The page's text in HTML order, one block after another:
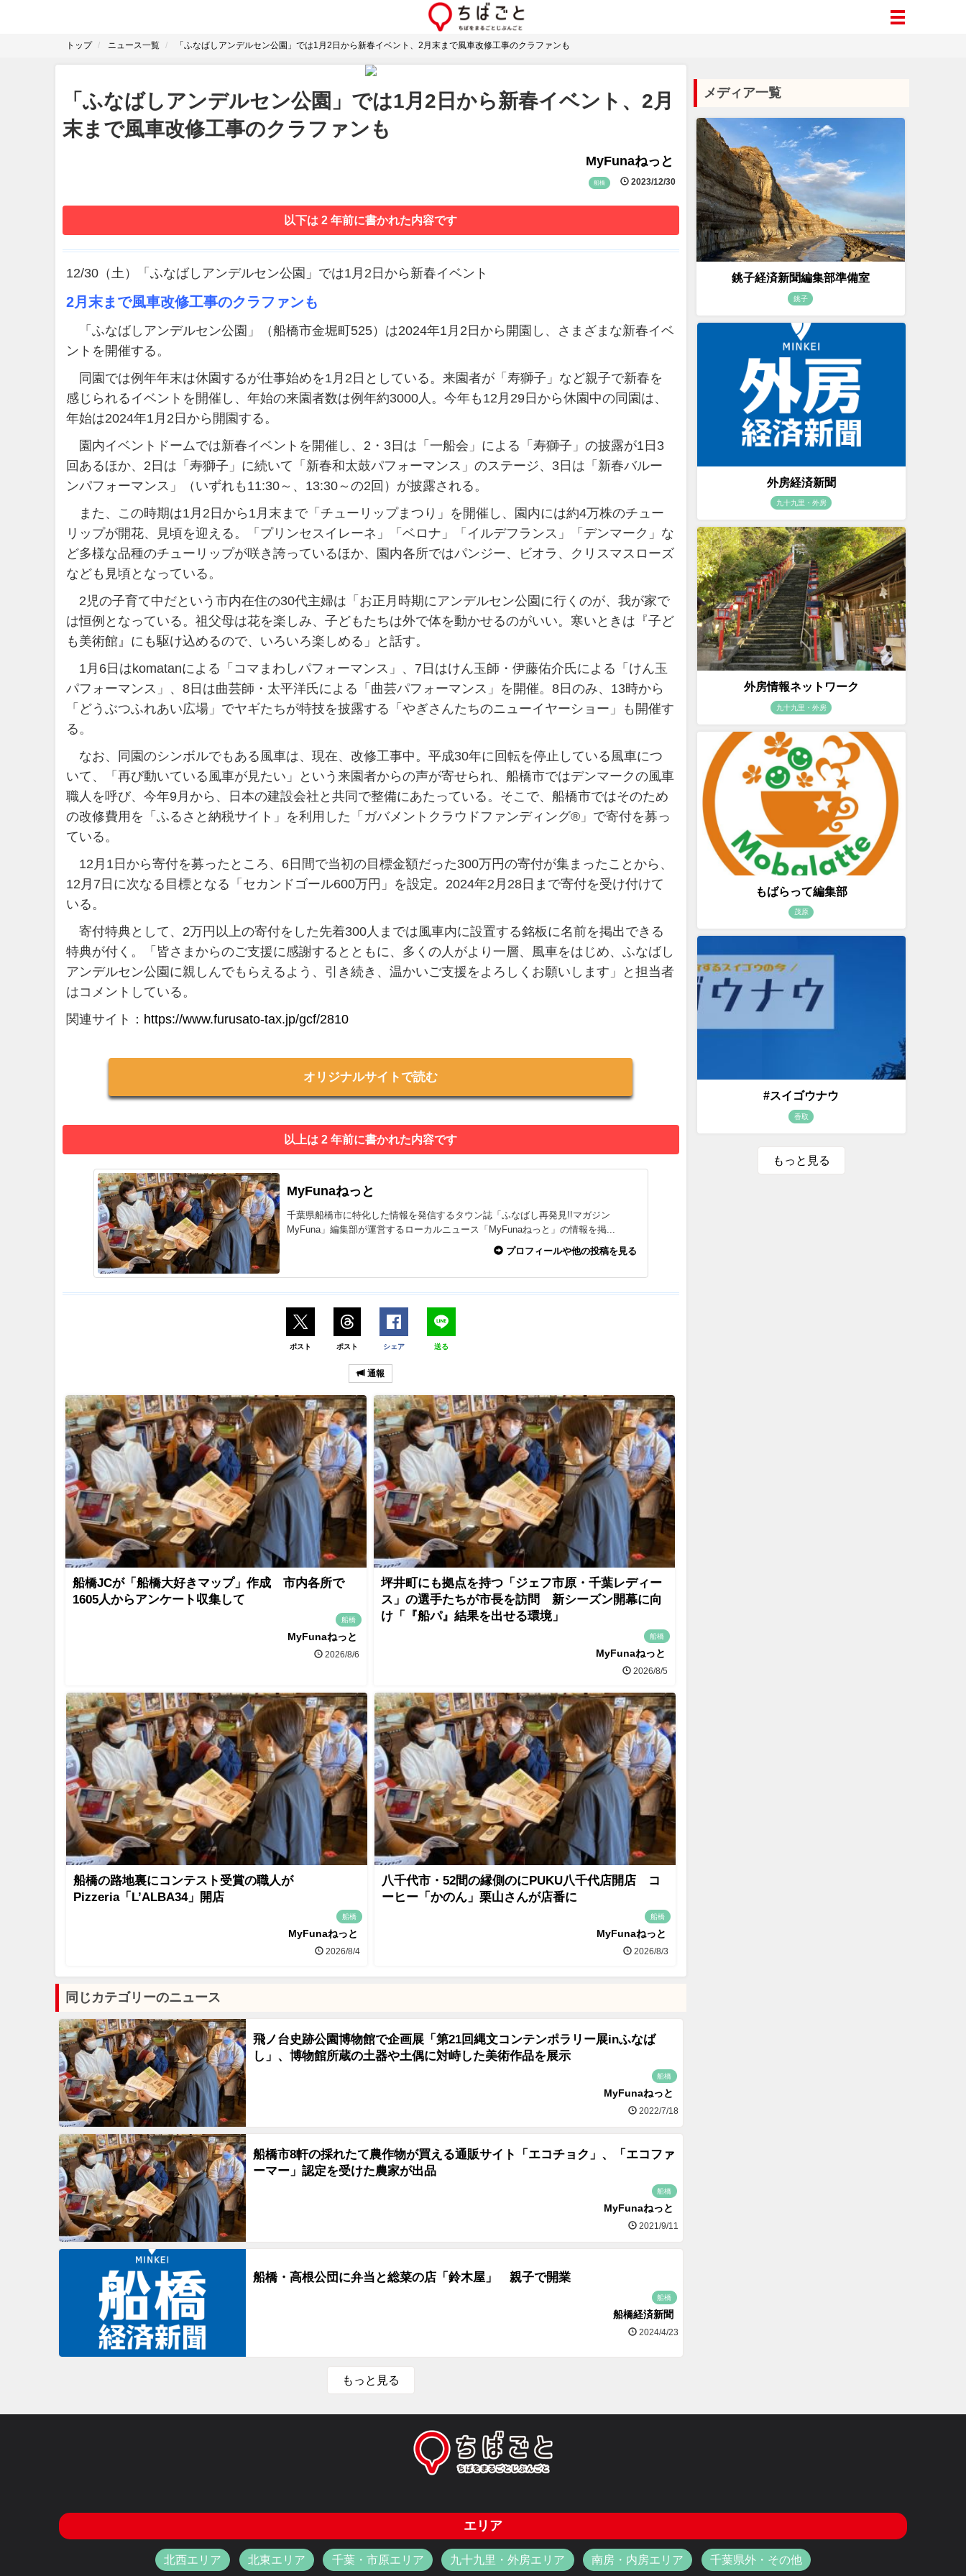
トップ ニュース一覧 「ふなばしアンデルセン公園」では1月2日から新春イベント、2月末まで風車改修工事のクラファンも
「ふなばしアンデルセン公園」では1月2日から新春イベント、2月
末まで風車改修工事のクラファンも
MyFunaねっと
船橋 2023/12/30
以下は 2 年前に書かれた内容です
12/30（土）「ふなばしアンデルセン公園」では1月2日から新春イベント
2月末まで風車改修工事のクラファンも
「ふなばしアンデルセン公園」（船橋市金堀町525）は2024年1月2日から開園し、さまざまな新春イベ
ントを開催する。
同園では例年年末は休園するが仕事始めを1月2日としている。来園者が「寿獅子」など親子で新春を
感じられるイベントを開催し、年始の来園者数は例年約3000人。今年も12月29日から休園中の同園は、
年始は2024年1月2日から開園する。
園内イベントドームでは新春イベントを開催し、2・3日は「一船会」による「寿獅子」の披露が1日3
回あるほか、2日は「寿獅子」に続いて「新春和太鼓パフォーマンス」のステージ、3日は「新春バルー
ンパフォーマンス」（いずれも11:30～、13:30～の2回）が披露される。
また、この時期は1月2日から1月末まで「チューリップまつり」を開催し、園内には約4万株のチュー
リップが開花、見頃を迎える。「プリンセスイレーネ」「ベロナ」「イルデフランス」「デンマーク」な
ど多様な品種のチューリップが咲き誇っているほか、園内各所ではパンジー、ビオラ、クリスマスローズ
なども見頃となっている。
2児の子育て中だという市内在住の30代主婦は「お正月時期にアンデルセン公園に行くのが、我が家で
は恒例となっている。祖父母は花を楽しみ、子どもたちは外で体を動かせるのがいい。寒いときは『子ど
も美術館』にも駆け込めるので、いろいろ楽しめる」と話す。
1月6日はkomatanによる「コマまわしパフォーマンス」、7日はけん玉師・伊藤佑介氏による「けん玉
パフォーマンス」、8日は曲芸師・太平洋氏による「曲芸パフォーマンス」を開催。8日のみ、13時から
「どうぶつふれあい広場」でヤギたちが特技を披露する「やぎさんたちのニューイヤーショー」も開催す
る。
なお、同園のシンボルでもある風車は、現在、改修工事中。平成30年に回転を停止している風車につ
いて、「再び動いている風車が見たい」という来園者からの声が寄せられ、船橋市ではデンマークの風車
職人を呼び、今年9月から、日本の建設会社と共同で整備にあたっている。そこで、船橋市ではそのため
の改修費用を「ふるさと納税サイト」を利用した「ガバメントクラウドファンディング®」で寄付を募っ
ている。
12月1日から寄付を募ったところ、6日間で当初の目標金額だった300万円の寄付が集まったことから、
12月7日に次なる目標となる「セカンドゴール600万円」を設定。2024年2月28日まで寄付を受け付けて
いる。
寄付特典として、2万円以上の寄付をした先着300人までは風車内に設置する銘板に名前を掲出できる
特典が付く。「皆さまからのご支援に感謝するとともに、多くの人がより一層、風車をはじめ、ふなばし
アンデルセン公園に親しんでもらえるよう、引き続き、温かいご支援をよろしくお願いします」と担当者
はコメントしている。
関連サイト： https://www.furusato-tax.jp/gcf/2810
オリジナルサイトで読む
以上は 2 年前に書かれた内容です
MyFunaねっと
千葉県船橋市に特化した情報を発信するタウン誌「ふなばし再発見!!マガジン
MyFuna」編集部が運営するローカルニュース「MyFunaねっと」の情報を掲...
プロフィールや他の投稿を見る
ポスト ポスト シェア 送る
通報
船橋JCが「船橋大好きマップ」作成 市内各所で
1605人からアンケート収集して
船橋
MyFunaねっと
2026/8/6
坪井町にも拠点を持つ「ジェフ市原・千葉レディー
ス」の選手たちが市長を訪問 新シーズン開幕に向
け「『船パ』結果を出せる環境」
船橋
MyFunaねっと
2026/8/5
船橋の路地裏にコンテスト受賞の職人が
Pizzeria「L’ALBA34」開店
船橋
MyFunaねっと
2026/8/4
八千代市・52間の縁側のにPUKU八千代店開店 コ
ーヒー「かのん」栗山さんが店番に
船橋
MyFunaねっと
2026/8/3
同じカテゴリーのニュース
飛ノ台史跡公園博物館で企画展「第21回縄文コンテンポラリー展inふなば
し」、博物館所蔵の土器や土偶に対峙した美術作品を展示
船橋
MyFunaねっと
2022/7/18
船橋市8軒の採れたて農作物が買える通販サイト「エコチョク」、「エコファ
ーマー」認定を受けた農家が出品
船橋
MyFunaねっと
2021/9/11
船橋・高根公団に弁当と総菜の店「鈴木屋」 親子で開業
船橋
船橋経済新聞
2024/4/23
もっと見る
メディア一覧
銚子経済新聞編集部準備室
銚子
外房経済新聞
九十九里・外房
外房情報ネットワーク
九十九里・外房
もばらって編集部
茂原
#スイゴウナウ
香取
もっと見る
エリア
北西エリア 北東エリア 千葉・市原エリア 九十九里・外房エリア 南房・内房エリア 千葉県外・その他